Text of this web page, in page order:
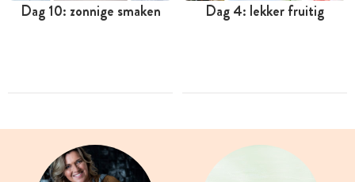
Dag 10: zonnige smaken Dag 4: lekker fruitig